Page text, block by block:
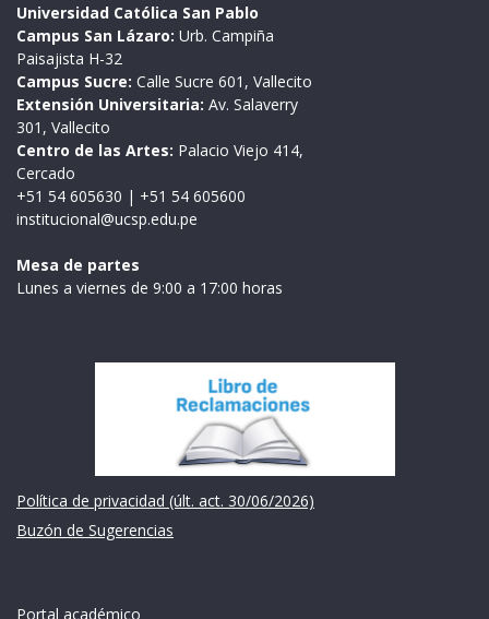
Universidad Católica San Pablo
Campus San Lázaro: Urb. Campiña
Paisajista H-32
Campus Sucre: Calle Sucre 601, Vallecito
Extensión Universitaria: Av. Salaverry
301, Vallecito
Centro de las Artes: Palacio Viejo 414,
Cercado
+51 54 605630 | +51 54 605600
institucional@ucsp.edu.pe
Mesa de partes
Lunes a viernes de 9:00 a 17:00 horas
Política de privacidad (últ. act. 30/06/2026)
Buzón de Sugerencias
Portal académico